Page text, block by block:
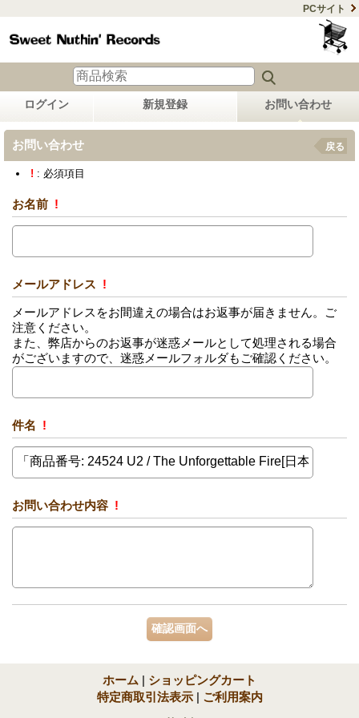
PCサイト
ログイン 新規登録 お問い合わせ
お問い合わせ 戻る
! : 必須項目
お名前 !
メールアドレス !
メールアドレスをお間違えの場合はお返事が届きません。ご
注意ください。
また、弊店からのお返事が迷惑メールとして処理される場合
がございますので、迷惑メールフォルダもご確認ください。
件名 !
お問い合わせ内容 !
ホーム | ショッピングカート
特定商取引法表示 | ご利用案内